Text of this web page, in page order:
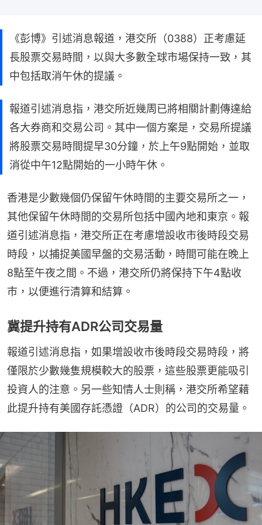
《彭博》引述消息報道，港交所（0388）正考慮延
長股票交易時間，以與大多數全球市場保持一致，其
中包括取消午休的提議。
報道引述消息指，港交所近幾周已將相關計劃傳達給
各大券商和交易公司。其中一個方案是，交易所提議
將股票交易時間提早30分鐘，於上午9點開始，並取
消從中午12點開始的一小時午休。
香港是少數幾個仍保留午休時間的主要交易所之一，
其他保留午休時間的交易所包括中國內地和東京。報
道引述消息指，港交所正在考慮增設收市後時段交易
時段，以捕捉美國早盤的交易活動，時間可能在晚上
8點至午夜之間。不過，港交所仍將保持下午4點收
市，以便進行清算和結算。
冀提升持有ADR公司交易量
報道引述消息指，如果增設收市後時段交易時段，將
僅限於少數幾隻規模較大的股票，這些股票更能吸引
投資人的注意。另一些知情人士則稱，港交所希望藉
此提升持有美國存託憑證（ADR）的公司的交易量。